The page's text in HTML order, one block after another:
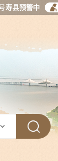
寿县预警中